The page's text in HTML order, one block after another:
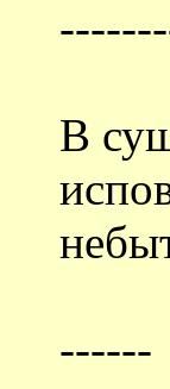
В
------